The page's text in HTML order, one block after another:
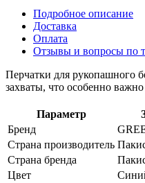
Подробное описание
Доставка
Оплата
Отзывы и вопросы по
Перчатки для рукопашного
захваты, что особенно
Параметр
Бренд
Страна производитель
Страна бренда
Цвет